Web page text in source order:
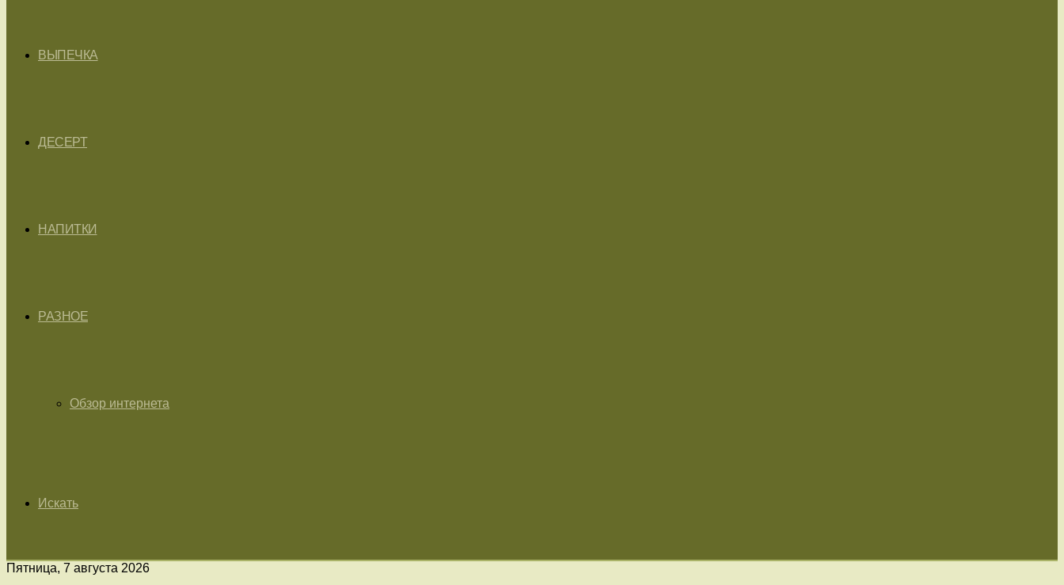
ВЫПЕЧКА
ДЕСЕРТ
НАПИТКИ
РАЗНОЕ
Обзор интернета
Искать
Пятница, 7 августа 2026